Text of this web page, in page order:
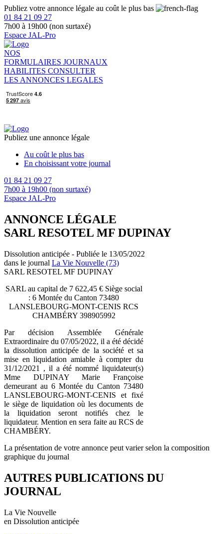
Publiez votre annonce légale au coût le plus bas
01 84 21 09 27
7h00 à 19h00 (non surtaxé)
Espace JAL-Pro
NOS
FORMULAIRES JOURNAUX
HABILITES CONSULTER
LES ANNONCES LEGALES
Publiez une annonce légale
Au coût le plus bas
En choisissant votre journal
01 84 21 09 27
7h00 à 19h00 (non surtaxé)
Espace JAL-Pro
ANNONCE LÉGALE
SARL RESOTEL MF DUPINAY
Dissolution anticipée - Publiée le 13/05/2022
dans le journal La Vie Nouvelle (73)
SARL RESOTEL MF DUPINAY
SARL au capital de 7 622,45 € Siège social
: 6 Montée du Canton 73480
LANSLEBOURG-MONT-CENIS RCS
CHAMBÉRY 398905992
Par décision Assemblée Générale
Extraordinaire du 07/05/2022, il a été décidé
la dissolution anticipée de la société et sa
mise en liquidation amiable à compter du
31/12/2021 , il a été nommé liquidateur(s)
Mme DUPINAY Marie Françoise
demeurant au 6 Montée du Canton 73480
LANSLEBOURG-MONT-CENIS et fixé
le siège de liquidation où les documents de
la liquidation seront notifiés chez le
liquidateur. Mention en sera faite au RCS de
CHAMBÉRY.
La présentation de votre annonce peut varier selon la composition
graphique du journal
AUTRES PUBLICATIONS DU
JOURNAL
La Vie Nouvelle
en Dissolution anticipée